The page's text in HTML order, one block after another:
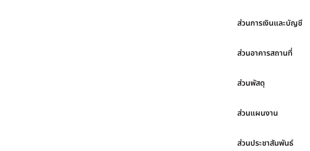
ส่วนการเงินและบัญชี
ส่วนอาคารสถานที่
ส่วนพัสดุ
ส่วนแผนงาน
ส่วนประชาสัมพันธ์